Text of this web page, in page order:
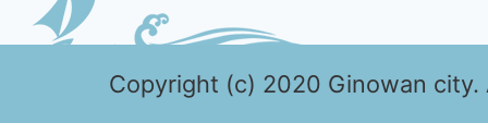
Copyright (c) 2020 Ginowan city.